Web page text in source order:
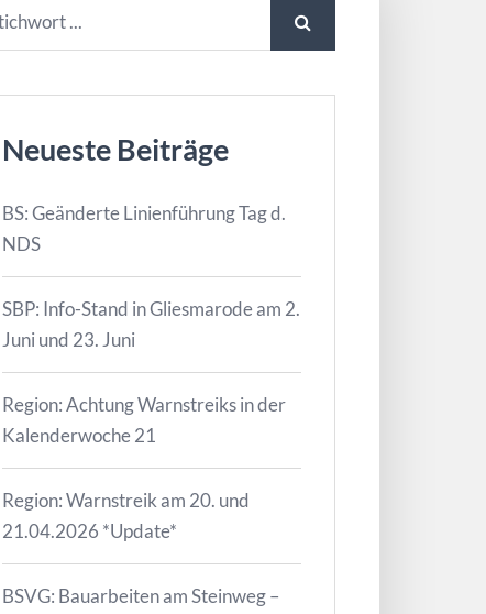
Neueste Beiträge
BS: Geänderte Linienführung Tag d.
NDS
SBP: Info-Stand in Gliesmarode am 2.
Juni und 23. Juni
Region: Achtung Warnstreiks in der
Kalenderwoche 21
Region: Warnstreik am 20. und
21.04.2026 *Update*
BSVG: Bauarbeiten am Steinweg –